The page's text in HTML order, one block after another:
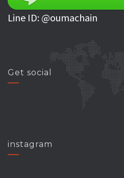
Line ID: @oumachain
Get social
instagram